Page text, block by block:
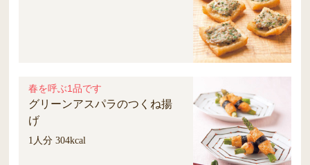
春を呼ぶ1品です
グリーンアスパラのつくね揚
げ
1人分 304kcal